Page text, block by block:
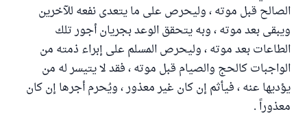
الصالح قبل موته ، وليحرص على ما يتعدى نفعه للآخرين
ويبقى بعد موته ، وبه يتحقق الوعد بجريان أجور تلك
الطاعات بعد موته ، وليحرص المسلم على إبراء ذمته من
الواجبات كالحج والصيام قبل موته ، فقد لا يتيسر له من
يؤديها عنه ، فيأثم إن كان غير معذور ، ويُحرم أجرها إن كان
معذوراً .